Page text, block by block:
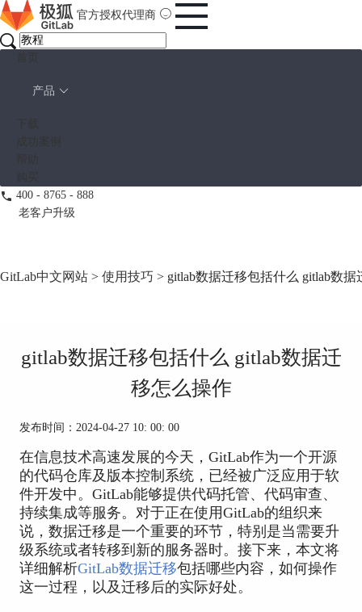
官方授权代理商
产品
400 - 8765 - 888
老客户升级
GitLab中文网站 > 使用技巧 > gitlab数据迁移包括什么 gitlab数据
gitlab数据迁移包括什么 gitlab数据迁
移怎么操作
发布时间：2024-04-27 10: 00: 00
在信息技术高速发展的今天，GitLab作为一个开源
的代码仓库及版本控制系统，已经被广泛应用于软
件开发中。GitLab能够提供代码托管、代码审查、
持续集成等服务。对于正在使用GitLab的组织来
说，数据迁移是一个重要的环节，特别是当需要升
级系统或者转移到新的服务器时。接下来，本文将
详细解析GitLab数据迁移包括哪些内容，如何操作
这一过程，以及迁移后的实际好处。